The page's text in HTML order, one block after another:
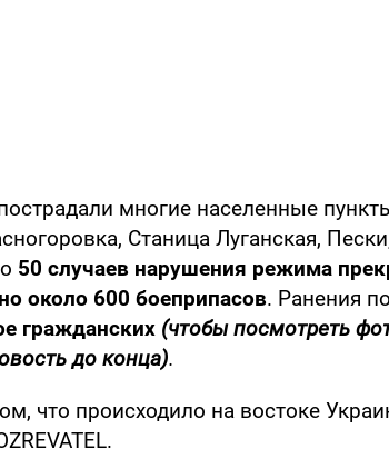
многие населенные
Станица Луганская,
50 случаев нарушения режима
около 600 боеприпасов. Ранения
гражданских (чтобы посмотреть
до конца).
что происходило на востоке